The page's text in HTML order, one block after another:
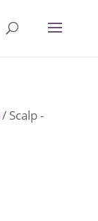
/ Scalp -